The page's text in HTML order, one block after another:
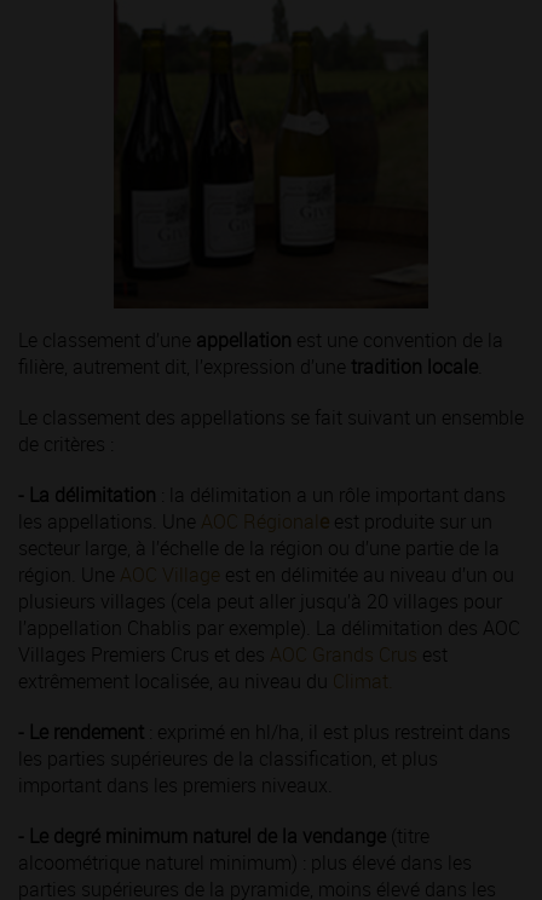
Le classement d’une appellation est une convention de la
filière, autrement dit, l’expression d’une tradition locale
Le classement des appellations se fait suivant un ensemble
de critères :
- La délimitation : la délimitation a un rôle important dans
les appellations. Une AOC Régional e est produite sur un
secteur large, à l’échelle de la région ou d’une partie de la
région. Une AOC Village est en délimitée au niveau d’un ou
plusieurs villages (cela peut aller jusqu’à 20 villages pour
l’appellation Chablis par exemple). La délimitation des AOC
Villages Premiers Crus et des AOC Grands Crus est
extrêmement localisée, au niveau du Climat.
- Le rendement : exprimé en hl/ha, il est plus restreint dans
les parties supérieures de la classification, et plus
important dans les premiers niveaux.
- Le degré minimum naturel de la vendange (titre
alcoométrique naturel minimum) : plus élevé dans les
parties supérieures de la pyramide, moins élevé dans les